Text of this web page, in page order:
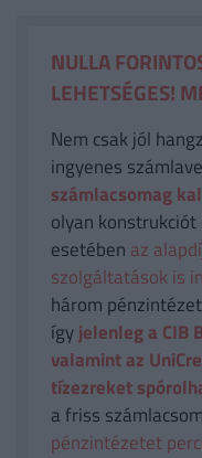
NULLA
LEHETSÉGES!
Nem csak jól
ingyenes
számlacsomag
olyan
esetében az
szolgáltatások is
három
ígyjelenleg a CIB
valamint az
tízezreket
a friss
pénzintézetet